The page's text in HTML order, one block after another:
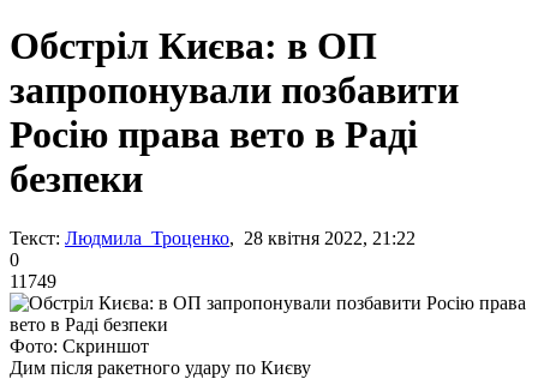
Обстріл Києва: в ОП
запропонували позбавити
Росію права вето в Раді
безпеки
Текст: Людмила Троценко, 28 квітня 2022, 21:22
0
11749
Фото: Скриншот
Дим після ракетного удару по Києву